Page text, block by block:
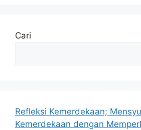
Cari
Refleksi Kemerdekaan;
Kemerdekaan dengan